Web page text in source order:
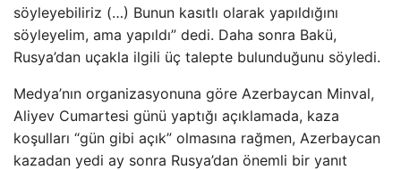
söyleyebiliriz (…) Bunun kasıtlı olarak yapıldığını
söyleyelim, ama yapıldı” dedi. Daha sonra Bakü,
Rusya’dan uçakla ilgili üç talepte bulunduğunu söyledi.
Medya’nın organizasyonuna göre Azerbaycan Minval,
Aliyev Cumartesi günü yaptığı açıklamada, kaza
koşulları “gün gibi açık” olmasına rağmen, Azerbaycan
kazadan yedi ay sonra Rusya’dan önemli bir yanıt